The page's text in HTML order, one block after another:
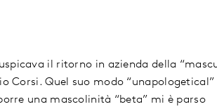
il ritorno in azienda della
Corsi. Quel suo modo “unapologetical”
una mascolinità “beta” mi è parso